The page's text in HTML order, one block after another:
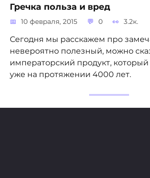
Гречка польза и вред
10 февраля, 2015 0 3.2к.
Сегодня мы расскажем про
невероятно полезный, можно
императорский продукт,
уже на протяжении 4000 лет.